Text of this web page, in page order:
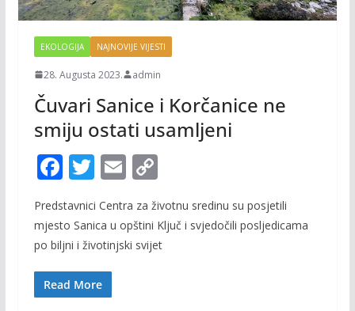
EKOLOGIJA NAJNOVIJE VIJESTI
28. Augusta 2023. admin
Čuvari Sanice i Korčanice ne
smiju ostati usamljeni
F
e
b
o
o
T
itt
er
E
ai
l
C
p
y
Predstavnici Centra za životnu sredinu su posjetili
mjesto Sanica u opštini Ključ i svjedočili posljedicama
po biljni i životinjski svijet
Read More